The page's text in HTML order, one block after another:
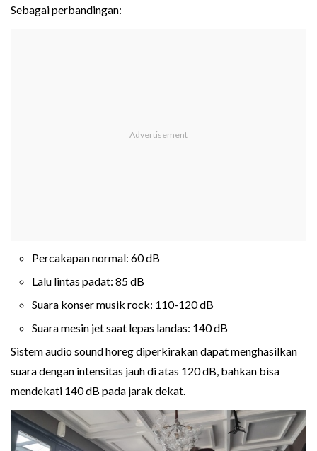
Sebagai perbandingan:
Percakapan normal: 60 dB
Lalu lintas padat: 85 dB
Suara konser musik rock: 110-120 dB
Suara mesin jet saat lepas landas: 140 dB
Sistem audio sound horeg diperkirakan dapat menghasilkan
suara dengan intensitas jauh di atas 120 dB, bahkan bisa
mendekati 140 dB pada jarak dekat.